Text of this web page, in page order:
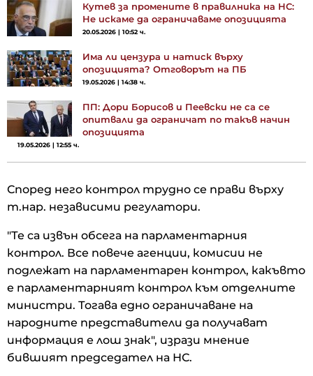
Кутев за промените в правилника на НС:
Не искаме да ограничаваме опозицията
20.05.2026 | 10:52 ч.
Има ли цензура и натиск върху
опозицията? Отговорът на ПБ
19.05.2026 | 14:38 ч.
ПП: Дори Борисов и Пеевски не са се
опитвали да ограничат по такъв начин
опозицията
19.05.2026 | 12:55 ч.
Според него контрол трудно се прави върху
т.нар. независими регулатори.
"Те са извън обсега на парламентарния
контрол. Все повече агенции, комисии не
подлежат на парламентарен контрол, какъвто
е парламентарният контрол към отделните
министри. Тогава едно ограничаване на
народните представители да получават
информация е лош знак", изрази мнение
бившият председател на НС.